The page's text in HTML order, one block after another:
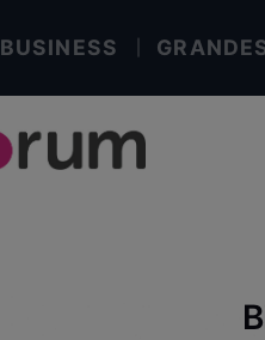
BUSINESS